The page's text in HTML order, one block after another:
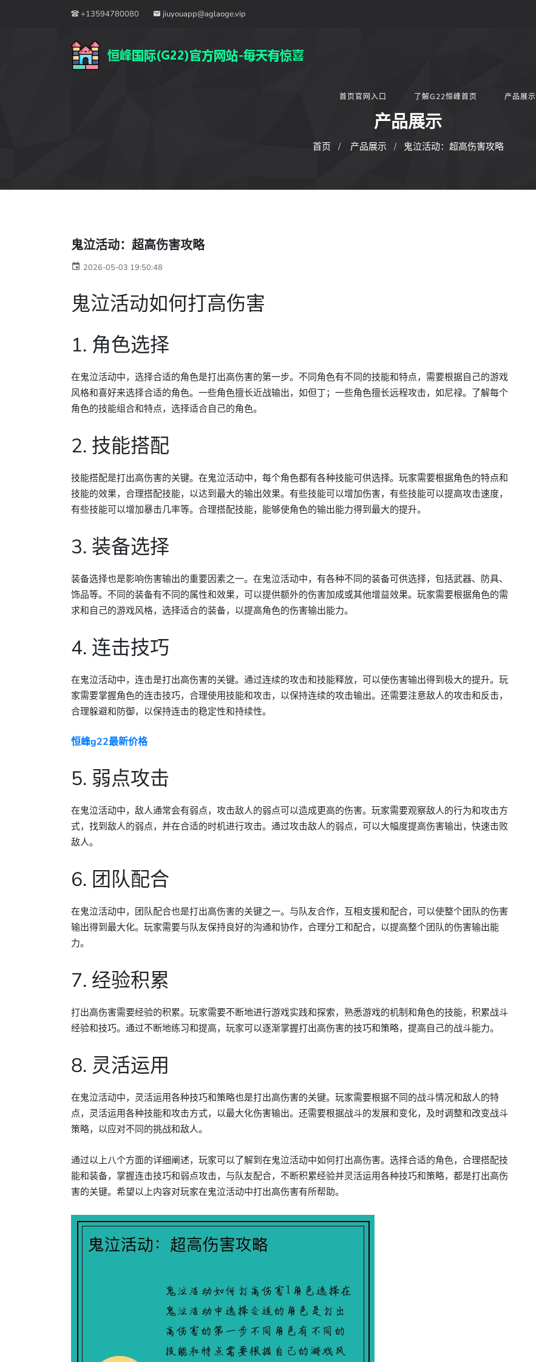
+13594780080 jiuyouapp@aglaoge.vip
首页官网入口 了解G22恒峰首页 产品展示
产品展示
首页 产品展示 鬼泣活动：超高伤害攻略
鬼泣活动：超高伤害攻略
2026-05-03 19:50:48
鬼泣活动如何打高伤害
1. 角色选择
在鬼泣活动中，选择合适的角色是打出高伤害的第一步。不同角色有不同的技能和特点，需要根据自己的游戏
风格和喜好来选择合适的角色。一些角色擅长近战输出，如但丁；一些角色擅长远程攻击，如尼禄。了解每个
角色的技能组合和特点，选择适合自己的角色。
2. 技能搭配
技能搭配是打出高伤害的关键。在鬼泣活动中，每个角色都有各种技能可供选择。玩家需要根据角色的特点和
技能的效果，合理搭配技能，以达到最大的输出效果。有些技能可以增加伤害，有些技能可以提高攻击速度，
有些技能可以增加暴击几率等。合理搭配技能，能够使角色的输出能力得到最大的提升。
3. 装备选择
装备选择也是影响伤害输出的重要因素之一。在鬼泣活动中，有各种不同的装备可供选择，包括武器、防具、
饰品等。不同的装备有不同的属性和效果，可以提供额外的伤害加成或其他增益效果。玩家需要根据角色的需
求和自己的游戏风格，选择适合的装备，以提高角色的伤害输出能力。
4. 连击技巧
在鬼泣活动中，连击是打出高伤害的关键。通过连续的攻击和技能释放，可以使伤害输出得到极大的提升。玩
家需要掌握角色的连击技巧，合理使用技能和攻击，以保持连续的攻击输出。还需要注意敌人的攻击和反击，
合理躲避和防御，以保持连击的稳定性和持续性。
恒峰g22最新价格
5. 弱点攻击
在鬼泣活动中，敌人通常会有弱点，攻击敌人的弱点可以造成更高的伤害。玩家需要观察敌人的行为和攻击方
式，找到敌人的弱点，并在合适的时机进行攻击。通过攻击敌人的弱点，可以大幅度提高伤害输出，快速击败
敌人。
6. 团队配合
在鬼泣活动中，团队配合也是打出高伤害的关键之一。与队友合作，互相支援和配合，可以使整个团队的伤害
输出得到最大化。玩家需要与队友保持良好的沟通和协作，合理分工和配合，以提高整个团队的伤害输出能
力。
7. 经验积累
打出高伤害需要经验的积累。玩家需要不断地进行游戏实践和探索，熟悉游戏的机制和角色的技能，积累战斗
经验和技巧。通过不断地练习和提高，玩家可以逐渐掌握打出高伤害的技巧和策略，提高自己的战斗能力。
8. 灵活运用
在鬼泣活动中，灵活运用各种技巧和策略也是打出高伤害的关键。玩家需要根据不同的战斗情况和敌人的特
点，灵活运用各种技能和攻击方式，以最大化伤害输出。还需要根据战斗的发展和变化，及时调整和改变战斗
策略，以应对不同的挑战和敌人。
通过以上八个方面的详细阐述，玩家可以了解到在鬼泣活动中如何打出高伤害。选择合适的角色，合理搭配技
能和装备，掌握连击技巧和弱点攻击，与队友配合，不断积累经验并灵活运用各种技巧和策略，都是打出高伤
害的关键。希望以上内容对玩家在鬼泣活动中打出高伤害有所帮助。